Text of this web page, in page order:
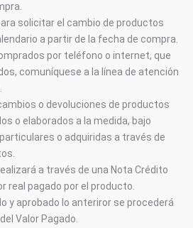
solicitar el cambio de productos
a partir de la fecha de compra.
por teléfono o internet, que
comuníquese a la línea de atención
o devoluciones de productos
o elaborados a la medida, bajo
o adquiridas a través de
a través de una Nota Crédito
real pagado por el producto.
y aprobado lo anteriror se procederá
Valor Pagado.